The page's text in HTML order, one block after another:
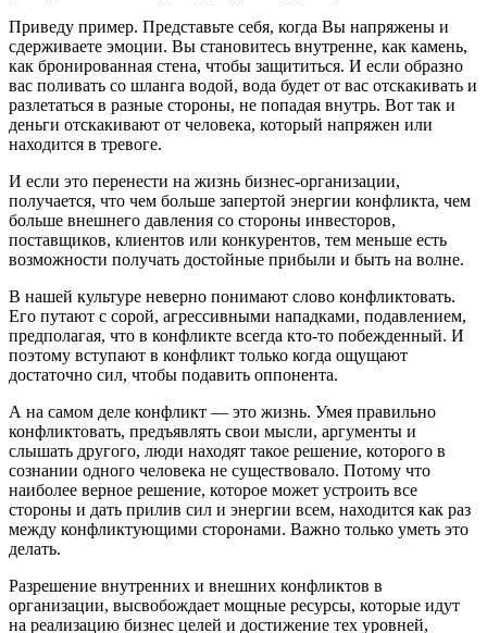
Приведу пример. Представьте себя, когда Вы напряжены и
сдерживаете эмоции. Вы становитесь внутренне, как камень,
как бронированная стена, чтобы защититься. И если образно
вас поливать со шланга водой, вода будет от вас отскакивать и
разлетаться в разные стороны, не попадая внутрь. Вот так и
деньги отскакивают от человека, который напряжен или
находится в тревоге.
И если это перенести на жизнь бизнес-организации,
получается, что чем больше запертой энергии конфликта, чем
больше внешнего давления со стороны инвесторов,
поставщиков, клиентов или конкурентов, тем меньше есть
возможности получать достойные прибыли и быть на волне.
В нашей культуре неверно понимают слово конфликтовать.
Его путают с сорой, агрессивными нападками, подавлением,
предполагая, что в конфликте всегда кто-то побежденный. И
поэтому вступают в конфликт только когда ощущают
достаточно сил, чтобы подавить оппонента.
А на самом деле конфликт — это жизнь. Умея правильно
конфликтовать, предъявлять свои мысли, аргументы и
слышать другого, люди находят такое решение, которого в
сознании одного человека не существовало. Потому что
наиболее верное решение, которое может устроить все
стороны и дать прилив сил и энергии всем, находится как раз
между конфликтующими сторонами. Важно только уметь это
делать.
Разрешение внутренних и внешних конфликтов в
организации, высвобождает мощные ресурсы, которые идут
на реализацию бизнес целей и достижение тех уровней,